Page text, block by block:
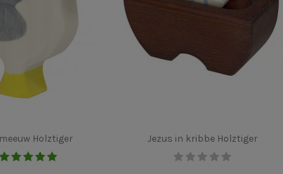
Holztiger Jezus in kribbe Holztiger